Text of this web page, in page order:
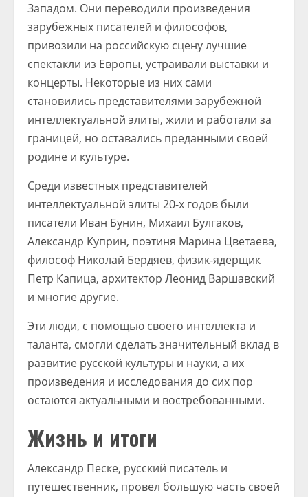
Западом. Они переводили произведения
зарубежных писателей и философов,
привозили на российскую сцену лучшие
спектакли из Европы, устраивали выставки и
концерты. Некоторые из них сами
становились представителями зарубежной
интеллектуальной элиты, жили и работали за
границей, но оставались преданными своей
родине и культуре.
Среди известных представителей
интеллектуальной элиты 20-х годов были
писатели Иван Бунин, Михаил Булгаков,
Александр Куприн, поэтиня Марина Цветаева,
философ Николай Бердяев, физик-ядерщик
Петр Капица, архитектор Леонид Варшавский
и многие другие.
Эти люди, с помощью своего интеллекта и
таланта, смогли сделать значительный вклад в
развитие русской культуры и науки, а их
произведения и исследования до сих пор
остаются актуальными и востребованными.
Жизнь и итоги
Александр Песке, русский писатель и
путешественник, провел большую часть своей